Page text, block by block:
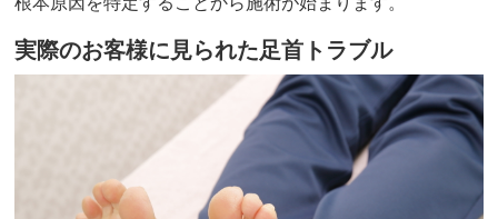
▲GooglPlayはこちらから
実際のお客様に見られた足首トラブル